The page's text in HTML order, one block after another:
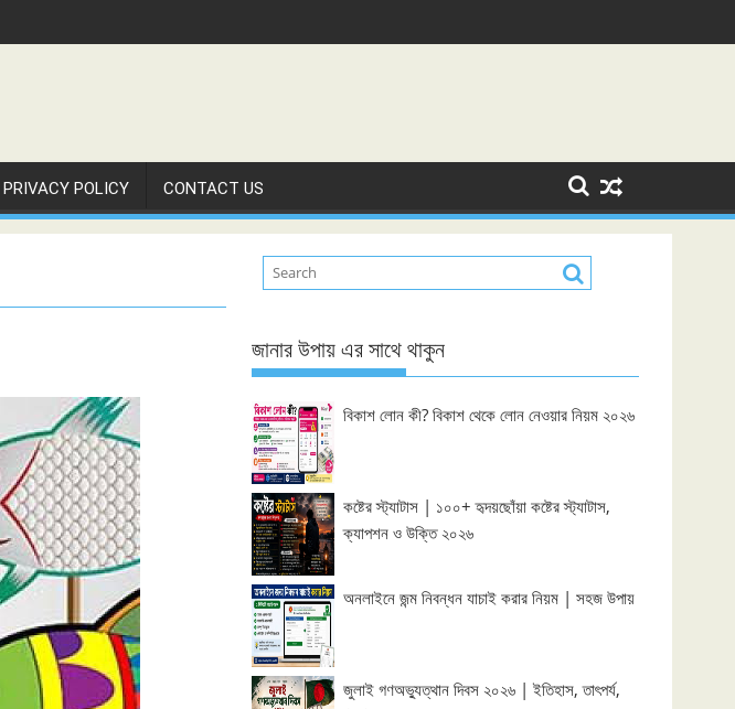
PRIVACY POLICY CONTACT US
জানার উপায় এর সাথে থাকুন
বিকাশ লোন কী? বিকাশ থেকে লোন নেওয়ার নিয়ম ২০২৬
কষ্টের স্ট্যাটাস | ১০০+ হৃদয়ছোঁয়া কষ্টের স্ট্যাটাস,
ক্যাপশন ও উক্তি ২০২৬
অনলাইনে জন্ম নিবন্ধন যাচাই করার নিয়ম | সহজ উপায়
জুলাই গণঅভ্যুত্থান দিবস ২০২৬ | ইতিহাস, তাৎপর্য,